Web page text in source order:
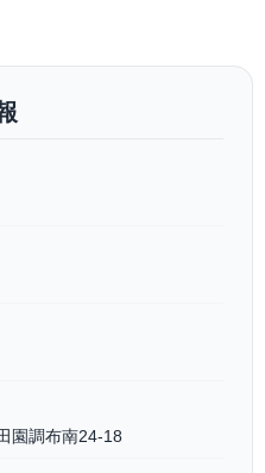
園調布南24-18